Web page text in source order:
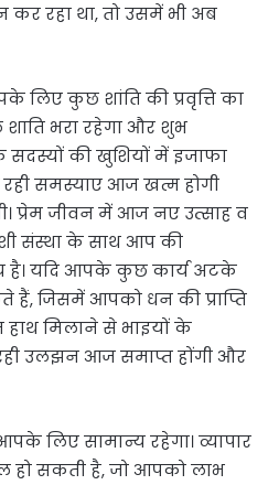
कर रहा था, तो उसमें भी अब
लिए कुछ शांति की प्रवृत्ति का
शाति भरा रहेगा और शुभ
सदस्यों की खुशियों में इजाफा
रही समस्याए आज खत्म होगी
प्रेम जीवन में आज नए उत्साह व
संस्था के साथ आप की
है। यदि आपके कुछ कार्य अटके
हैं, जिसमें आपको धन की प्राप्ति
हाथ मिलाने से भाइयों के
उलझन आज समाप्त होंगी और
लिए सामान्य रहेगा। व्यापार
सकती है, जो आपको लाभ